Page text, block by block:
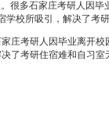
很多石家庄考研人因
校所吸引，解决了考
考研人因毕业离开校
了考研住宿难和自习室